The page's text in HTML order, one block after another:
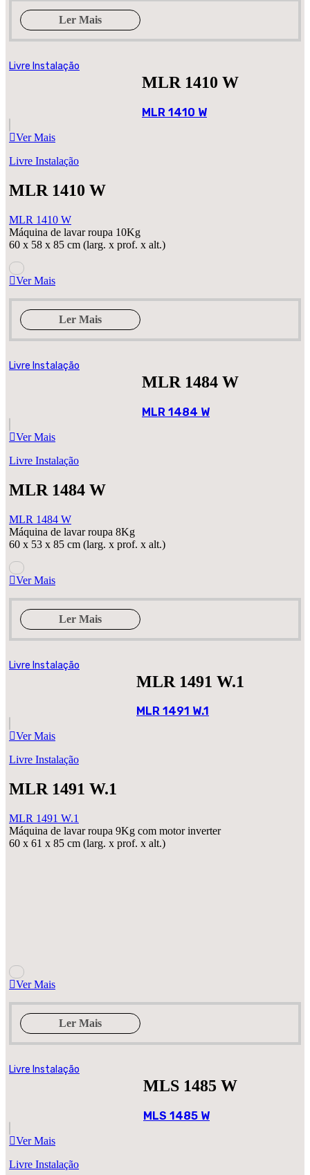
Ler Mais
Livre Instalação
MLR 1410 W
MLR 1410 W
Ver Mais
Livre Instalação
MLR 1410 W
MLR 1410 W
Máquina de lavar roupa 10Kg
60 x 58 x 85 cm (larg. x prof. x alt.)
Ver Mais
Ler Mais
Livre Instalação
MLR 1484 W
MLR 1484 W
Ver Mais
Livre Instalação
MLR 1484 W
MLR 1484 W
Máquina de lavar roupa 8Kg
60 x 53 x 85 cm (larg. x prof. x alt.)
Ver Mais
Ler Mais
Livre Instalação
MLR 1491 W.1
MLR 1491 W.1
Ver Mais
Livre Instalação
MLR 1491 W.1
MLR 1491 W.1
Máquina de lavar roupa 9Kg com motor inverter
60 x 61 x 85 cm (larg. x prof. x alt.)
Ver Mais
Ler Mais
Livre Instalação
MLS 1485 W
MLS 1485 W
Ver Mais
Livre Instalação